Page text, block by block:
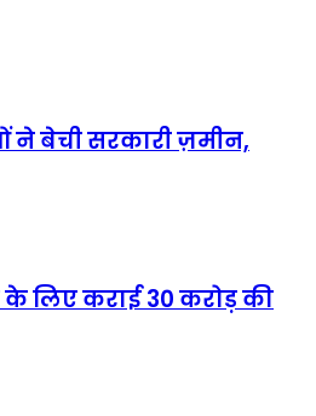
ने बेची सरकारी ज़मीन,
के लिए कराई 30 करोड़ की